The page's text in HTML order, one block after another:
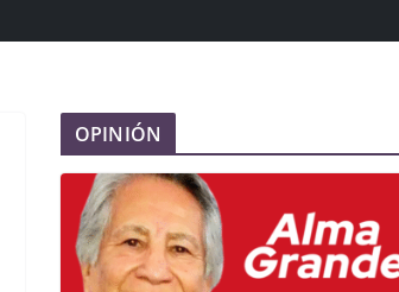
OPINIÓN